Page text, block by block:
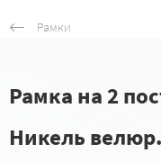
Рамки
Рамка на 2
Никель